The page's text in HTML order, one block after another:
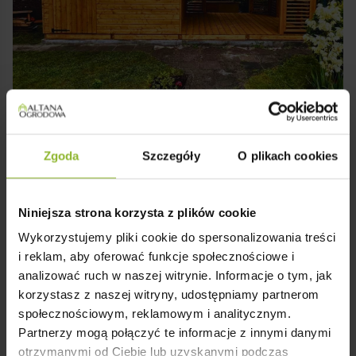
Zgoda Szczegóły O plikach cookies
Niniejsza strona korzysta z plików cookie
Wykorzystujemy pliki cookie do spersonalizowania treści
i reklam, aby oferować funkcje społecznościowe i
analizować ruch w naszej witrynie. Informacje o tym, jak
korzystasz z naszej witryny, udostępniamy partnerom
społecznościowym, reklamowym i analitycznym.
Partnerzy mogą połączyć te informacje z innymi danymi
otrzymanymi od Ciebie lub uzyskanymi podczas